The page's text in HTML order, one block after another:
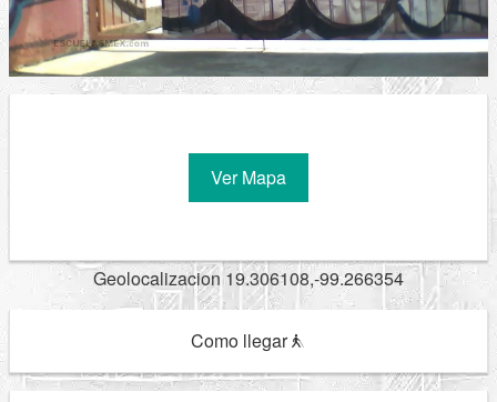
Ver Mapa
Geolocalizacion 19.306108,-99.266354
Como llegar